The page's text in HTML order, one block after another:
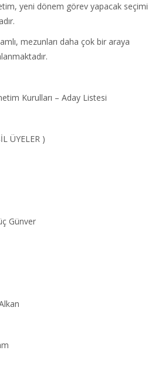
yeni dönem görev yapacak seçimi
mezunları daha çok bir araya
Kurulları – Aday Listesi
ÜYELER )
Günver